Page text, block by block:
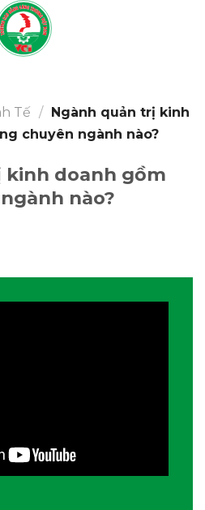
Tế / Ngành quản trị kinh
chuyên ngành nào?
doanh gồm
nào?